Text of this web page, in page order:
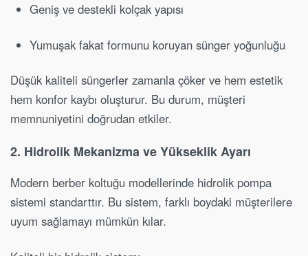
Geniş ve destekli kolçak yapısı
Yumuşak fakat formunu koruyan sünger yoğunluğu
Düşük kaliteli süngerler zamanla çöker ve hem estetik
hem konfor kaybı oluşturur. Bu durum, müşteri
memnuniyetini doğrudan etkiler.
2. Hidrolik Mekanizma ve Yükseklik Ayarı
Modern berber koltuğu modellerinde hidrolik pompa
sistemi standarttır. Bu sistem, farklı boydaki müşterilere
uyum sağlamayı mümkün kılar.